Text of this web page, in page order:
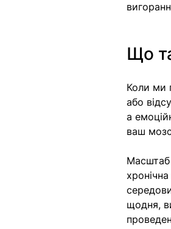
Що
Коли ми
або
а
ваш
Масштаб
щодня,